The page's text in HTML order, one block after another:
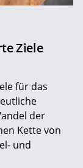
Ziele
für das
der
Kette von
und